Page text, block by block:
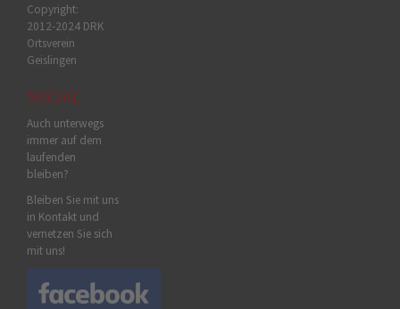
Copyright:
2012-2024 DRK
Ortsverein
Geislingen
SOCIAL
Auch unterwegs
immer auf dem
laufenden
bleiben?
Bleiben Sie mit uns
in Kontakt und
vernetzen Sie sich
mit uns!